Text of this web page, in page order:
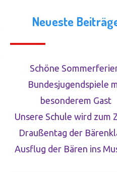
Neueste
Schöne
Bundesjugendspiele
besonderem Gast
Unsere Schule wird zum
Draußentag der
Ausflug der Bären ins